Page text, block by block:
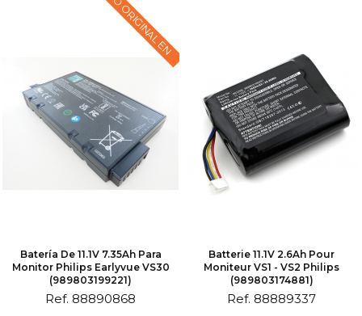
TEXTO ORIGINAL EN
Batería De 11.1V 7.35Ah Para
Monitor Philips Earlyvue VS30
(989803199221)
Ref. 88890868
Batterie 11.1V 2.6Ah Pour
Moniteur VS1 - VS2 Philips
(989803174881)
Ref. 88889337